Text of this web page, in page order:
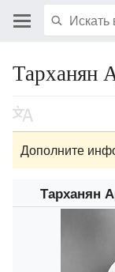
Тарханян
Дополните
Тарханян